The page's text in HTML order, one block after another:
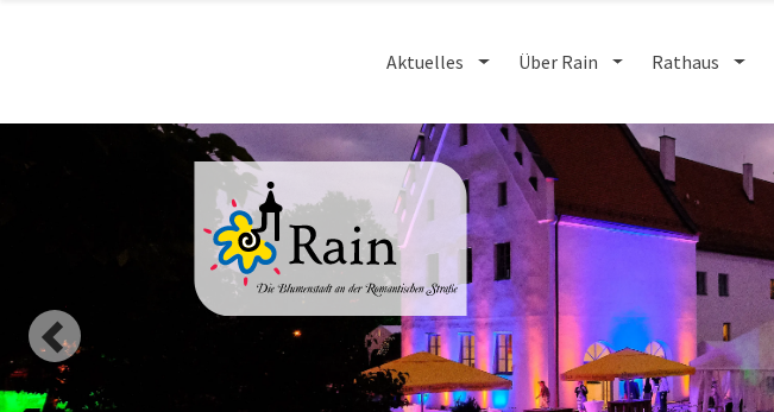
Aktuelles Über Rain Rathaus